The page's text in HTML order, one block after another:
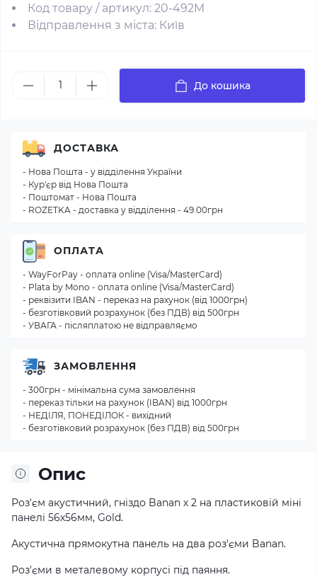
Код товару / артикул: 20-492M
Відправлення з міста: Київ
До кошика
Опис
Роз'єм акустичний, гніздо Banan х 2 на пластиковій міні
панелі 56х56мм, Gold.
Акустична прямокутна панель на два роз'єми Banan.
Роз'єми в металевому корпусі під паяння.
ДОСТАВКА
- Нова Пошта - у відділення України
- Кур'єр від Нова Пошта
- Поштомат - Нова Пошта
- ROZETKA - доставка у відділення - 49.00грн
ОПЛАТА
- WayForPay - оплата online (Visa/MasterCard)
- Plata by Mono - оплата online (Visa/MasterCard)
- реквізити IBAN - переказ на рахунок (від 1000грн)
- безготівковий розрахунок (без ПДВ) від 500грн
- УВАГА - післяплатою не відправляємо
ЗАМОВЛЕННЯ
- 300грн - мінімальна сума замовлення
- переказ тільки на рахунок (IBAN) від 1000грн
- НЕДІЛЯ, ПОНЕДІЛОК - вихідний
- безготівковий розрахунок (без ПДВ) від 500грн